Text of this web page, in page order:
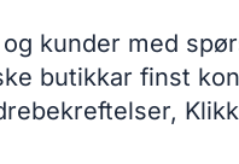
kunder med
butikkar finst